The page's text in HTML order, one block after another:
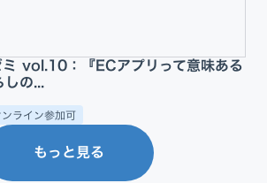
ミ vol.10：『ECアプリって意味ある
しの...
ライン参加可
もっと見る